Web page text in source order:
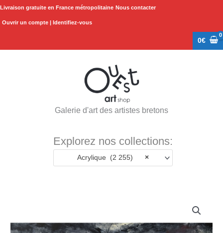
Aller
Livraison gratuite en France métropolitaine Nous contacter
Ouvrir un compte | Identifiez-vous
0€
Galerie d'art des artistes bretons
Explorez nos collections:
×
Acrylique (2 255)
"P: